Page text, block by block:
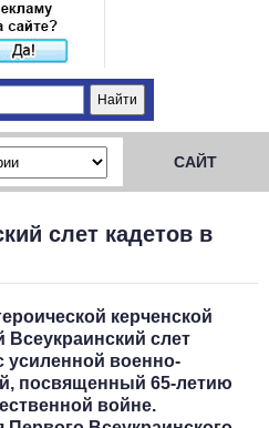
САЙТ
слет кадетов в
керченской
слет
усиленной военно-
посвященный 65-летию
войне.